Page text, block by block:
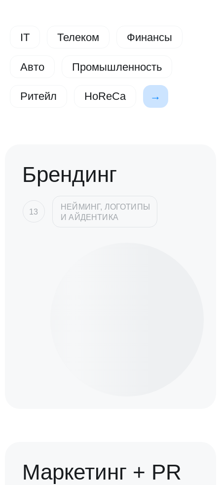
IT Телеком Финансы
Авто Промышленность
Ритейл HoReCa →
Брендинг
13
НЕЙМИНГ, ЛОГОТИПЫ
И АЙДЕНТИКА
Маркетинг + PR